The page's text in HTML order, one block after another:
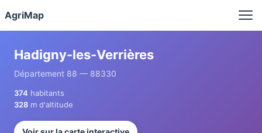
AgriMap
Hadigny-les-Verrières
Département 88 — 88330
374 habitants
328 m d'altitude